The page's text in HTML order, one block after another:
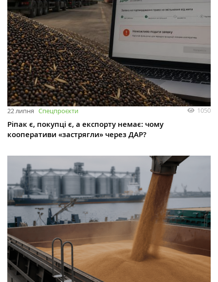
22 липня Спецпроєкти 1050
Ріпак є, покупці є, а експорту немає: чому
кооперативи «застрягли» через ДАР?